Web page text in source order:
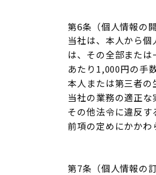
第6条（個人情報の開
当社は、本人から
は、その全部また
あたり1,000円の手
本人または第三者
当社の業務の適正
その他法令に違反
前項の定めにかかわ
第7条（個人情報の